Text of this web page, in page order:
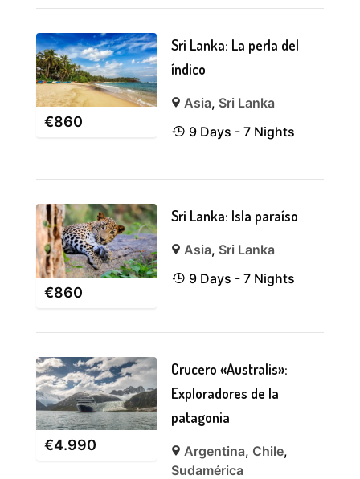
€860
Sri Lanka: La perla del
índico
Asia, Sri Lanka
9 Days - 7 Nights
€860
Sri Lanka: Isla paraíso
Asia, Sri Lanka
9 Days - 7 Nights
€4.990
Crucero «Australis»:
Exploradores de la
patagonia
Argentina, Chile,
Sudamérica